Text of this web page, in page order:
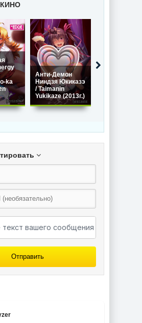
ka
Анти-Демон
Ниндзя Юкиказэ
/ Taimanin
Yukikaze (2013г.)
Отправить